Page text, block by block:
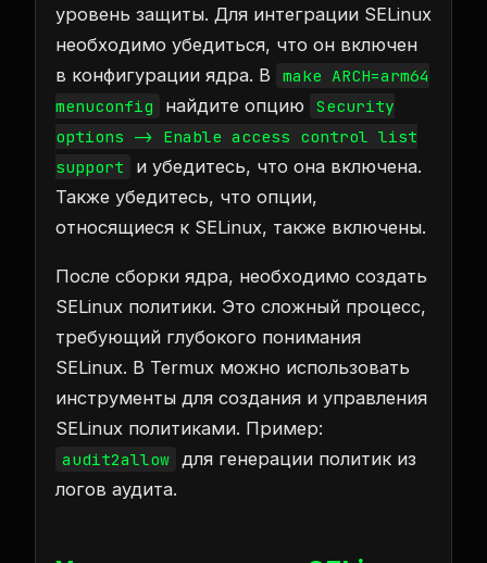
уровень защиты. Для интеграции SELinux
необходимо убедиться, что он включен
в конфигурации ядра. В
make ARCH=arm64
menuconfig
найдите опцию
Security
options -> Enable access control list
support
и убедитесь, что она включена.
Также убедитесь, что опции,
относящиеся к SELinux, также включены.
После сборки ядра, необходимо создать
SELinux политики. Это сложный процесс,
требующий глубокого понимания
SELinux. В Termux можно использовать
инструменты для создания и управления
SELinux политиками. Пример:
audit2allow
для генерации политик из
логов аудита.